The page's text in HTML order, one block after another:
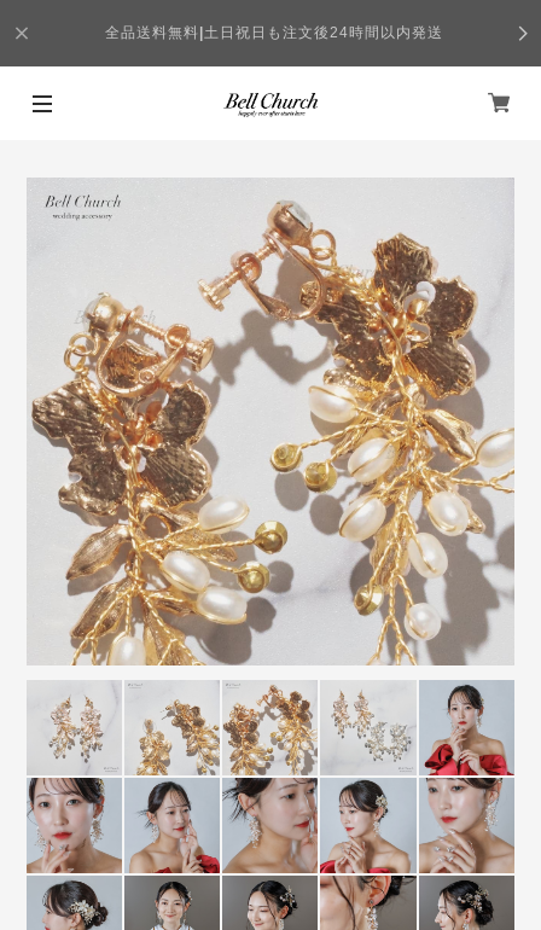
全品送料無料 土日祝日も注文後24時間以内発送